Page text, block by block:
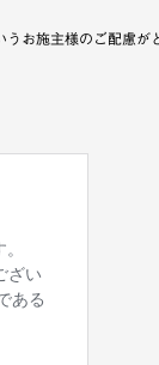
お施主様のご配慮が